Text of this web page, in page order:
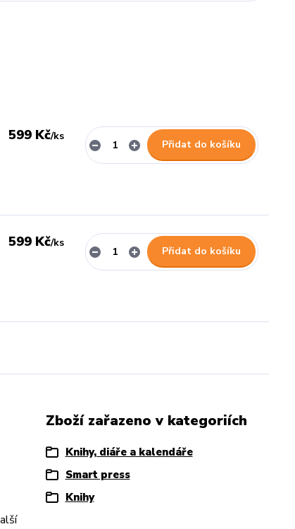
599 Kč/ks
Přidat do košíku
599 Kč/ks
Přidat do košíku
Zboží zařazeno v kategoriích
Knihy, diáře a kalendáře
Smart press
Knihy